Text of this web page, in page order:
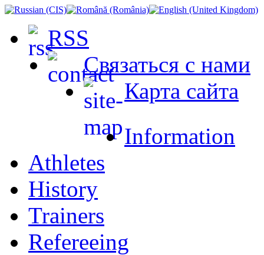
RSS
Связаться с нами
Карта сайта
Information
Athletes
History
Trainers
Refereeing